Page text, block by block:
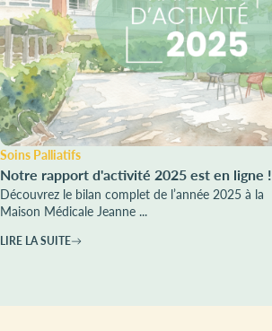
Soins Palliatifs
Notre rapport d'activité 2025 est en ligne !
Découvrez le bilan complet de l’année 2025 à la
Maison Médicale Jeanne ...
LIRE LA SUITE